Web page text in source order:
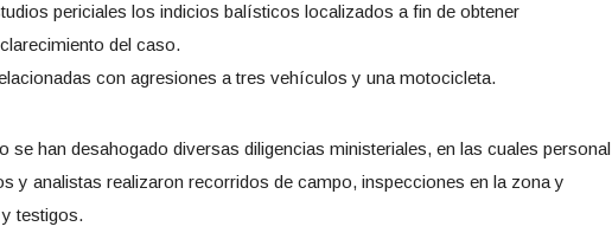
periciales los indicios balísticos localizados a fin de obtener
del caso.
con agresiones a tres vehículos y una motocicleta.
se han desahogado diversas diligencias ministeriales, en las cuales personal
y analistas realizaron recorridos de campo, inspecciones en la zona y
testigos.